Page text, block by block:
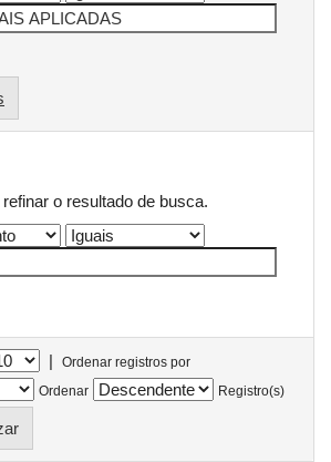
o resultado de busca.
|
Ordenar registros por
Ordenar
Registro(s)